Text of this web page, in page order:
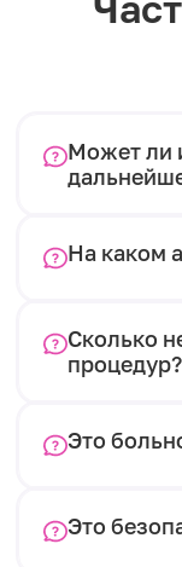
Может ли
На каком
Сколько
процедур?
Это
Это